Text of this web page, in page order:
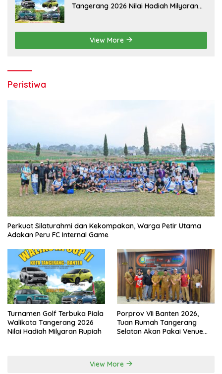
Tangerang 2026 Nilai Hadiah Milyaran
View More
Peristiwa
Perkuat Silaturahmi dan Kekompakan, Warga Petir Utama
Adakan Peru FC Internal Game
Turnamen Golf Terbuka Piala
Walikota Tangerang 2026
Nilai Hadiah Milyaran Rupiah
Porprov VII Banten 2026,
Tuan Rumah Tangerang
Selatan Akan Pakai Venue
View More